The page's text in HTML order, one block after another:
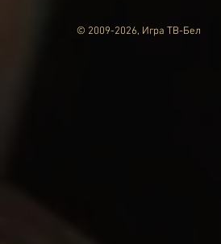
© 2009-2026, Игра ТВ-Бел